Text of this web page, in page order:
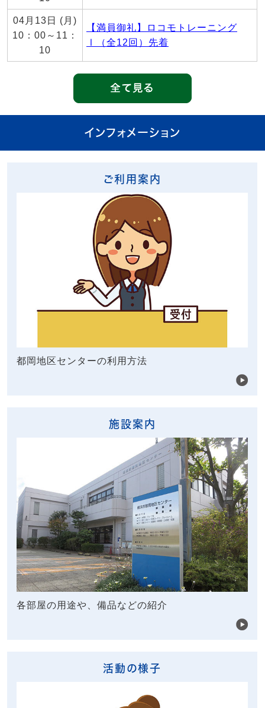
04月13日 (月)
10：00～11：
10
【満員御礼】ロコモトレーニング
Ⅰ（全12回）先着
インフォメーション
ご利用案内
都岡地区センターの利用方法
施設案内
各部屋の用途や、備品などの紹介
活動の様子